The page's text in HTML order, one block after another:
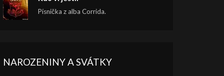
Písnička z alba Corrida.
NAROZENINY A SVÁTKY